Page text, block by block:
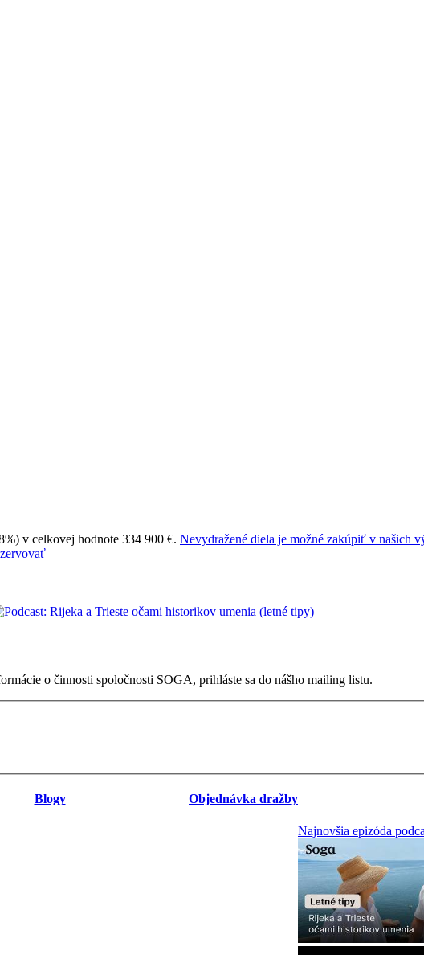
v celkovej hodnote 334 900 €. Nevydražené diela je možné zakúpiť v našich
o činnosti spoločnosti SOGA, prihláste sa do nášho mailing listu.
Blogy Objednávka dražby
Najnovšia epizóda